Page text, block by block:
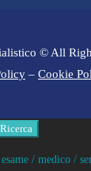
© All
– Cookie
Ricerca
/ medico /